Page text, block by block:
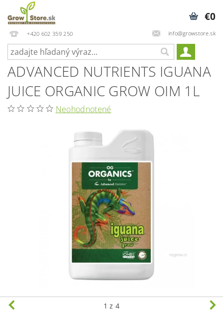
+420 602 359 250 info@growstore.sk
€0
ADVANCED NUTRIENTS IGUANA
JUICE ORGANIC GROW OIM 1L
Neohodnotené
1 z 4